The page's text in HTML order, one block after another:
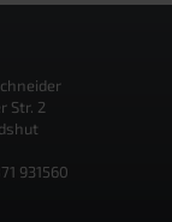
Str. 2
931560